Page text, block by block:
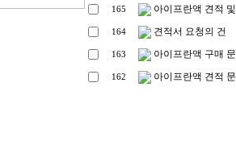
165 아이프란액 견적
164 견적서 요청의 건
163 아이프란액 구매
162 아이프란액 견적